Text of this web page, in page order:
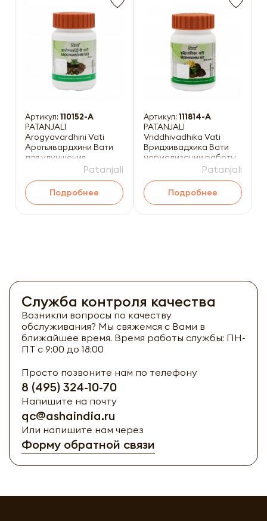
Артикул: 110152-A
PATANJALI
Arogyavardhini Vati
Арогьявардхини Вати
для улучшения
пищеварения 160таб
Patanjali
Подробнее
Артикул: 111814-A
PATANJALI
Vriddhivadhika Vati
Вридхивадхика Вати
нормализации работы
лимфатическойPatanjali
Подробнее
Служба контроля качества
Возникли вопросы по качеству
обслуживания? Мы свяжемся с Вами в
ближайшее время. Время работы службы: ПН-
ПТ с 9:00 до 18:00
Просто позвоните нам по телефону
8 (495) 324-10-70
Напишите на почту
qc@ashaindia.ru
Или напишите нам через
Форму обратной связи